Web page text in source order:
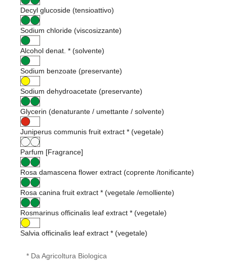
Decyl glucoside (tensioattivo)
Sodium chloride (viscosizzante)
Alcohol denat. * (solvente)
Sodium benzoate (preservante)
Sodium dehydroacetate (preservante)
Glycerin (denaturante / umettante / solvente)
Juniperus communis fruit extract * (vegetale)
Parfum [Fragrance]
Rosa damascena flower extract (coprente /tonificante)
Rosa canina fruit extract * (vegetale /emolliente)
Rosmarinus officinalis leaf extract * (vegetale)
Salvia officinalis leaf extract * (vegetale)
* Da Agricoltura Biologica